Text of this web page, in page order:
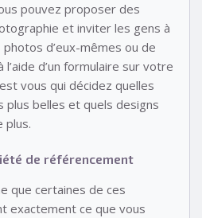
pouvez proposer des
et inviter les gens à
d’eux-mêmes ou de
d’un formulaire sur votre
vous qui décidez quelles
plus belles et quels designs
plus.
de référencement
que certaines de ces
exactement ce que vous